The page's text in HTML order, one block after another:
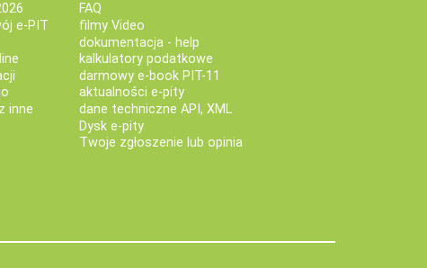
e-PIT
inne
FAQ
filmy Video
dokumentacja - help
kalkulatory podatkowe
darmowy e-book PIT-11
aktualności e-pity
dane techniczne API, XML
Dysk e-pity
Twoje zgłoszenie lub opinia